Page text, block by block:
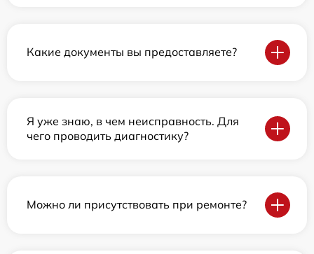
Какие документы вы предоставляете?
Я уже знаю, в чем неисправность. Для
чего проводить диагностику?
Можно ли присутствовать при ремонте?